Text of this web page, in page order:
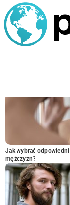
Jak wybrać
mężczyzn?